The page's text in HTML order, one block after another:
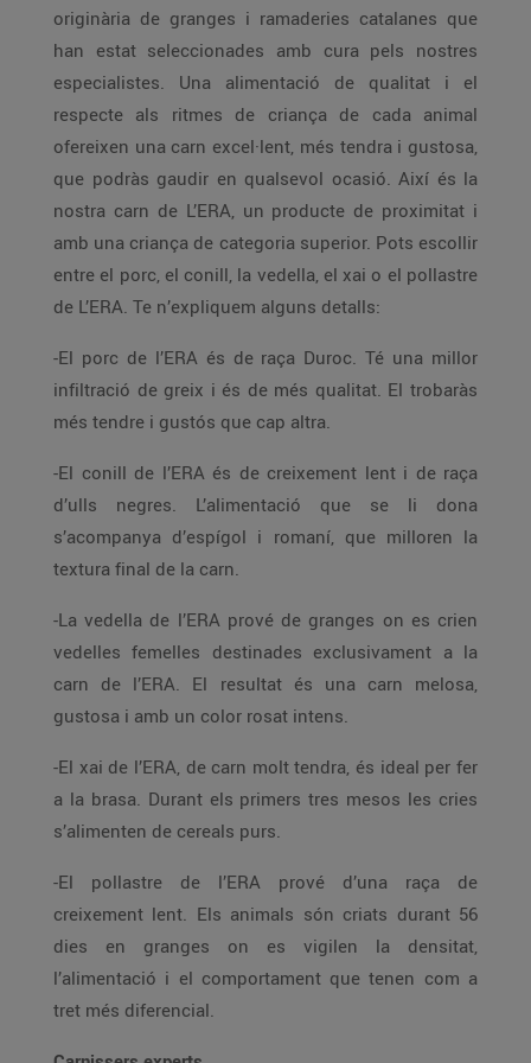
originària de granges i ramaderies catalanes que
han estat seleccionades amb cura pels nostres
especialistes. Una alimentació de qualitat i el
respecte als ritmes de criança de cada animal
ofereixen una carn excel·lent, més tendra i gustosa,
que podràs gaudir en qualsevol ocasió. Així és la
nostra carn de L’ERA, un producte de proximitat i
amb una criança de categoria superior. Pots escollir
entre el porc, el conill, la vedella, el xai o el pollastre
de L’ERA. Te n’expliquem alguns detalls:
-El porc de l’ERA és de raça Duroc. Té una millor
infiltració de greix i és de més qualitat. El trobaràs
més tendre i gustós que cap altra.
-El conill de l’ERA és de creixement lent i de raça
d’ulls negres. L’alimentació que se li dona
s’acompanya d’espígol i romaní, que milloren la
textura final de la carn.
-La vedella de l’ERA prové de granges on es crien
vedelles femelles destinades exclusivament a la
carn de l’ERA. El resultat és una carn melosa,
gustosa i amb un color rosat intens.
-El xai de l’ERA, de carn molt tendra, és ideal per fer
a la brasa. Durant els primers tres mesos les cries
s’alimenten de cereals purs.
-El pollastre de l’ERA prové d’una raça de
creixement lent. Els animals són criats durant 56
dies en granges on es vigilen la densitat,
l’alimentació i el comportament que tenen com a
tret més diferencial.